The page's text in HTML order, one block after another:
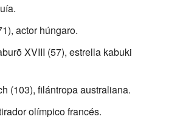
actor húngaro.
XVIII (57), estrella kabuki
(103), filántropa australiana.
olímpico francés.